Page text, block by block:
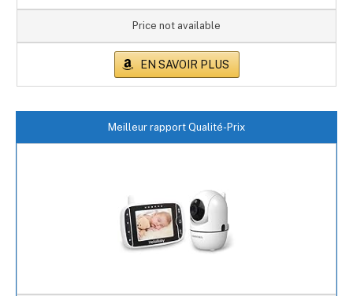
Price not available
EN SAVOIR PLUS
Meilleur rapport Qualité-Prix